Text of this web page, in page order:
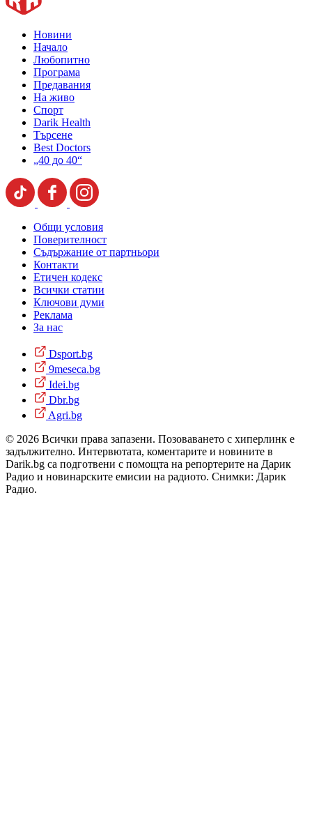
Новини
Начало
Любопитно
Програма
Предавания
На живо
Спорт
Darik Health
Търсене
Best Doctors
„40 до 40“
Общи условия
Поверителност
Съдържание от партньори
Контакти
Етичен кодекс
Всички статии
Ключови думи
Реклама
За нас
Dsport.bg
9meseca.bg
Idei.bg
Dbr.bg
Agri.bg
© 2026 Всички права запазени. Позоваването с хиперлинк е
задължително. Интервютата, коментарите и новините в
Darik.bg са подготвени с помощта на репортерите на Дарик
Радио и новинарските емисии на радиото. Снимки: Дарик
Радио.